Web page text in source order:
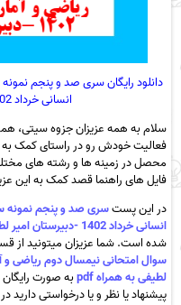
دانلود رایگان سری صد و پنجم
انسانی خرداد 1402 -دبیرستان امیر لطیفی
سلام به همه عزیزان جزوه سیتی،
فعالیت خودش رو در راستای کمک به
محصل در زمینه ها و رشته های
فایل های راهنما قصد کمک به این
در این پستسری صد و پنجم نمونه
انسانی خرداد 1402 -دبیرستان امیر لطیفی به همراه pdf
شده است. شما عزیزان میتونید از
لطیفی به همراه pdf
به صورت رایگان
پیشنهاد یا نظر و یا درخواستی دارید